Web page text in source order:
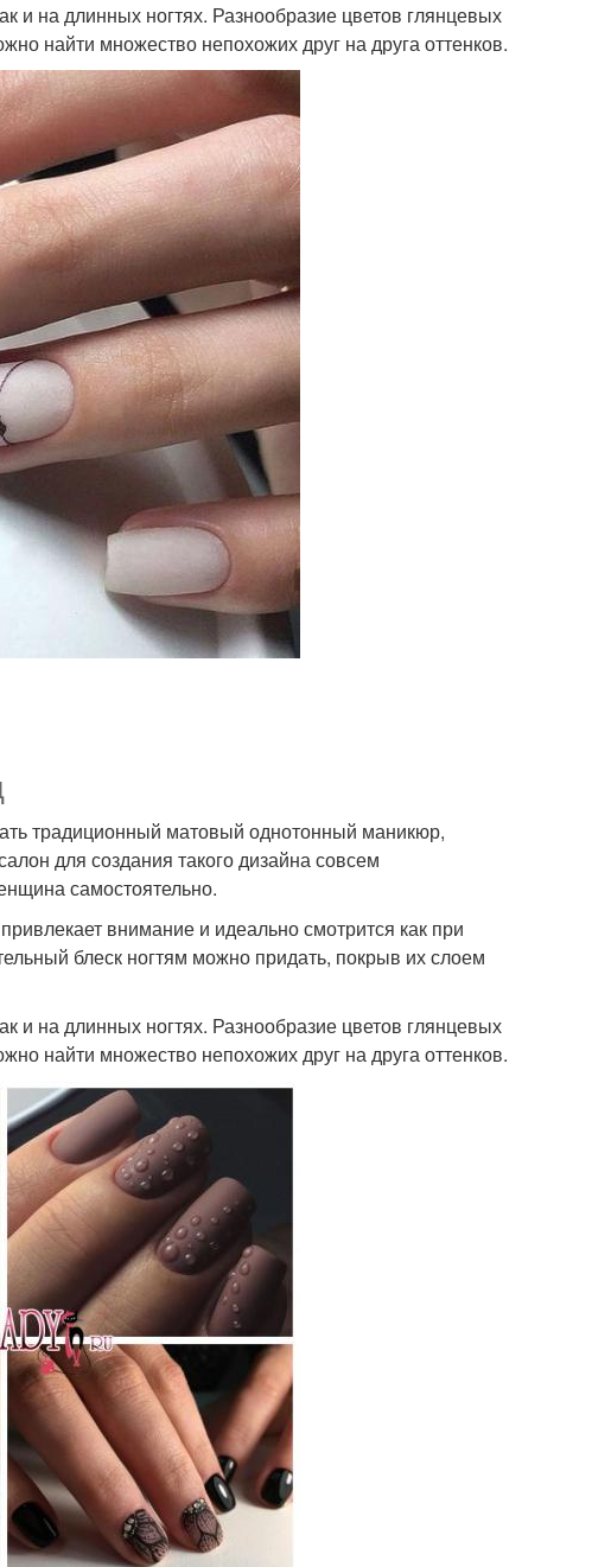
и на длинных ногтях. Разнообразие цветов глянцевых
найти множество непохожих друг на друга оттенков.
традиционный матовый однотонный маникюр,
для создания такого дизайна совсем
самостоятельно.
внимание и идеально смотрится как при
блеск ногтям можно придать, покрыв их слоем
и на длинных ногтях. Разнообразие цветов глянцевых
найти множество непохожих друг на друга оттенков.